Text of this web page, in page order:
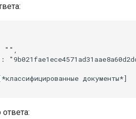
документы*]